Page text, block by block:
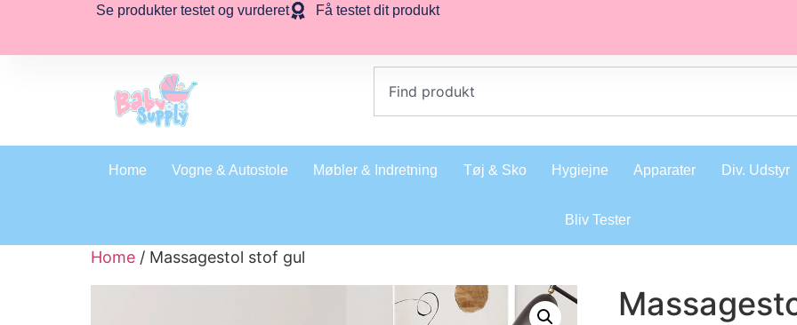
Se produkter testet og vurderet Få testet dit produkt
Home Vogne & Autostole Møbler & Indretning Tøj & Sko Hygiejne Apparater Div. Udstyr
Bliv Tester
Home / Massagestol stof gul